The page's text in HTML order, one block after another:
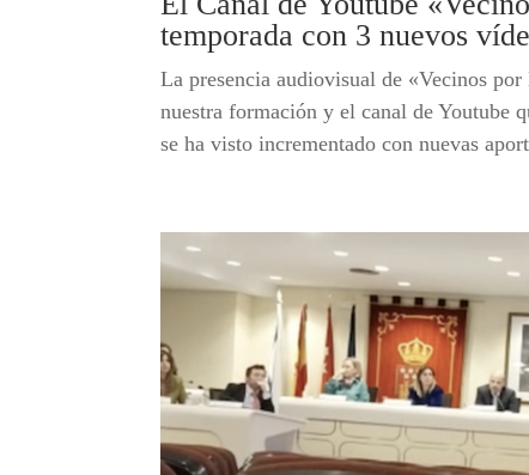
temporada con 3 nuevos
La presencia audiovisual de «Vecinos
nuestra formación y el canal de Youtube
se ha visto incrementado con nuevas